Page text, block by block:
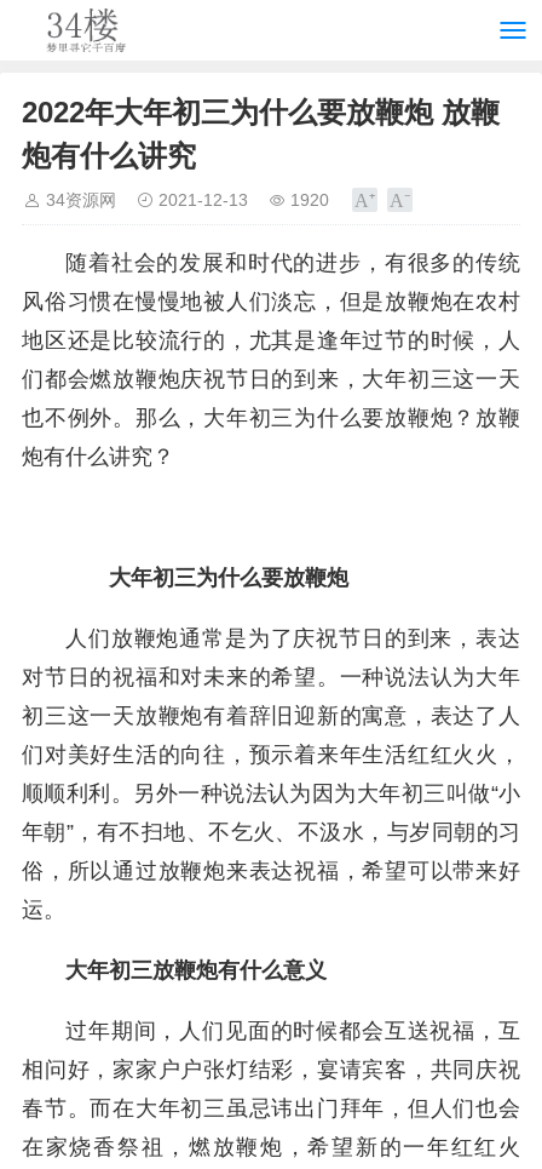
2022年大年初三为什么要放鞭炮 放鞭
炮有什么讲究
34资源网 2021-12-13 1920
随着社会的发展和时代的进步，有很多的传统
风俗习惯在慢慢地被人们淡忘，但是放鞭炮在农村
地区还是比较流行的，尤其是逢年过节的时候，人
们都会燃放鞭炮庆祝节日的到来，大年初三这一天
也不例外。那么，大年初三为什么要放鞭炮？放鞭
炮有什么讲究？
大年初三为什么要放鞭炮
人们放鞭炮通常是为了庆祝节日的到来，表达
对节日的祝福和对未来的希望。一种说法认为大年
初三这一天放鞭炮有着辞旧迎新的寓意，表达了人
们对美好生活的向往，预示着来年生活红红火火，
顺顺利利。另外一种说法认为因为大年初三叫做“小
年朝”，有不扫地、不乞火、不汲水，与岁同朝的习
俗，所以通过放鞭炮来表达祝福，希望可以带来好
运。
大年初三放鞭炮有什么意义
过年期间，人们见面的时候都会互送祝福，互
相问好，家家户户张灯结彩，宴请宾客，共同庆祝
春节。而在大年初三虽忌讳出门拜年，但人们也会
在家烧香祭祖，燃放鞭炮，希望新的一年红红火